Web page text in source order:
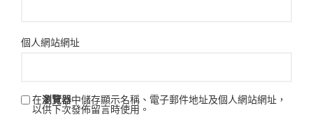
個人網站網址
在瀏覽器中儲存顯示名稱、電子郵件地址及個人網站網址，
以供下次發佈留言時使用。